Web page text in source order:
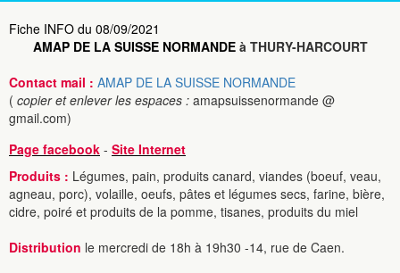
Fiche INFO du 08/09/2021
AMAP DE LA SUISSE NORMANDEà THURY-HARCOURT
Contact mail : AMAP DE LA SUISSE NORMANDE
( copier et enlever les espaces : amapsuissenormande @
gmail.com)
Page facebook - Site Internet
Produits : Légumes, pain, produits canard, viandes (boeuf, veau,
agneau, porc), volaille, oeufs, pâtes et légumes secs, farine, bière,
cidre, poiré et produits de la pomme, tisanes, produits du miel
Distribution le mercredi de 18h à 19h30 -14, rue de Caen.